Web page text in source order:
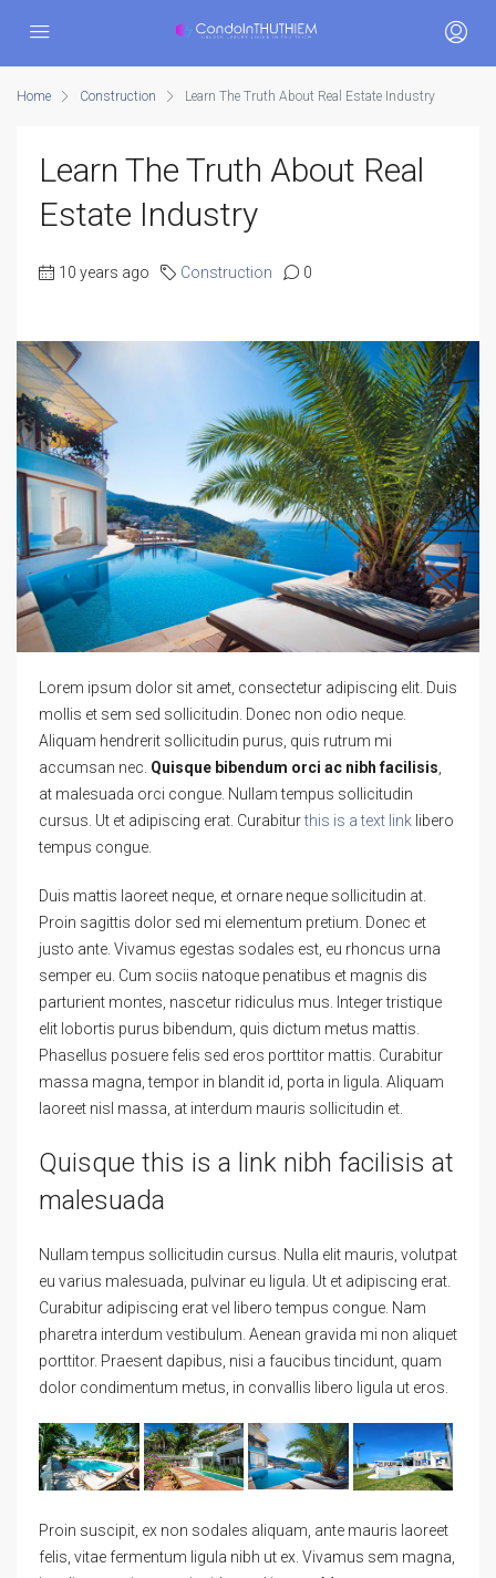
Home Construction Learn The Truth About Real Estate Industry
Learn The Truth About Real
Estate Industry
10 years ago Construction 0
Lorem ipsum dolor sit amet, consectetur adipiscing elit. Duis
mollis et sem sed sollicitudin. Donec non odio neque.
Aliquam hendrerit sollicitudin purus, quis rutrum mi
accumsan nec. Quisque bibendum orci ac nibh facilisis
at malesuada orci congue. Nullam tempus sollicitudin
cursus. Ut et adipiscing erat. Curabiturthis is a text link libero
tempus congue.
Duis mattis laoreet neque, et ornare neque sollicitudin at.
Proin sagittis dolor sed mi elementum pretium. Donec et
justo ante. Vivamus egestas sodales est, eu rhoncus urna
semper eu. Cum sociis natoque penatibus et magnis dis
parturient montes, nascetur ridiculus mus. Integer tristique
elit lobortis purus bibendum, quis dictum metus mattis.
Phasellus posuere felis sed eros porttitor mattis. Curabitur
massa magna, tempor in blandit id, porta in ligula. Aliquam
laoreet nisl massa, at interdum mauris sollicitudin et.
Quisque this is a link nibh facilisis at
malesuada
Nullam tempus sollicitudin cursus. Nulla elit mauris, volutpat
eu varius malesuada, pulvinar eu ligula. Ut et adipiscing erat.
Curabitur adipiscing erat vel libero tempus congue. Nam
pharetra interdum vestibulum. Aenean gravida mi non aliquet
porttitor. Praesent dapibus, nisi a faucibus tincidunt, quam
dolor condimentum metus, in convallis libero ligula ut eros.
Proin suscipit, ex non sodales aliquam, ante mauris laoreet
felis, vitae fermentum ligula nibh ut ex. Vivamus sem magna,